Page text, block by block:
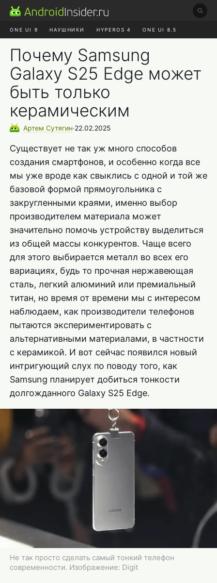
ONE UI 9 НАУШНИКИ HYPEROS 4 ONE UI 8.5
Почему Samsung
Galaxy S25 Edge может
быть только
керамическим
Артем Сутягин∙22.02.2025
Существует не так уж много способов
создания смартфонов, и особенно когда все
мы уже вроде как свыклись с одной и той же
базовой формой прямоугольника с
закругленными краями, именно выбор
производителем материала может
значительно помочь устройству выделиться
из общей массы конкурентов. Чаще всего
для этого выбирается металл во всех его
вариациях, будь то прочная нержавеющая
сталь, легкий алюминий или премиальный
титан, но время от времени мы с интересом
наблюдаем, как производители телефонов
пытаются экспериментировать с
альтернативными материалами, в частности
с керамикой. И вот сейчас появился новый
интригующий слух по поводу того, как
Samsung планирует добиться тонкости
долгожданного Galaxy S25 Edge.
Не так просто сделать самый тонкий телефон
современности. Изображение: Digit